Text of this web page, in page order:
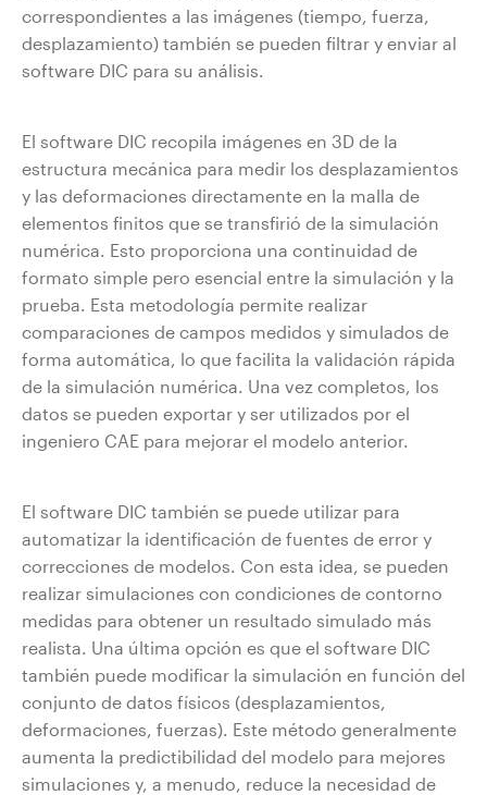
correspondientes a las imágenes (tiempo, fuerza,
desplazamiento) también se pueden filtrar y enviar al
software DIC para su análisis.
El software DIC recopila imágenes en 3D de la
estructura mecánica para medir los desplazamientos
y las deformaciones directamente en la malla de
elementos finitos que se transfirió de la simulación
numérica. Esto proporciona una continuidad de
formato simple pero esencial entre la simulación y la
prueba. Esta metodología permite realizar
comparaciones de campos medidos y simulados de
forma automática, lo que facilita la validación rápida
de la simulación numérica. Una vez completos, los
datos se pueden exportar y ser utilizados por el
ingeniero CAE para mejorar el modelo anterior.
El software DIC también se puede utilizar para
automatizar la identificación de fuentes de error y
correcciones de modelos. Con esta idea, se pueden
realizar simulaciones con condiciones de contorno
medidas para obtener un resultado simulado más
realista. Una última opción es que el software DIC
también puede modificar la simulación en función del
conjunto de datos físicos (desplazamientos,
deformaciones, fuerzas). Este método generalmente
aumenta la predictibilidad del modelo para mejores
simulaciones y, a menudo, reduce la necesidad de